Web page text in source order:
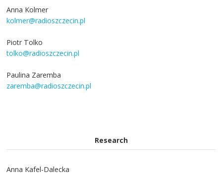
Anna Kolmer
kolmer@radioszczecin.pl
Piotr Tolko
tolko@radioszczecin.pl
Paulina Zaremba
zaremba@radioszczecin.pl
Research
Anna Kafel-Dalecka